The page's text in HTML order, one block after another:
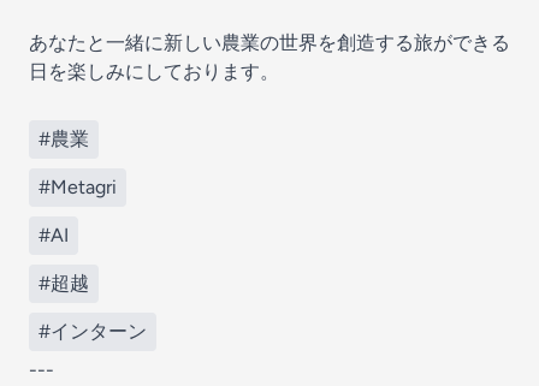
あなたと一緒に新しい農業の世界を創造する旅ができる
日を楽しみにしております。
#農業
#Metagri
#AI
#超越
#インターン
---